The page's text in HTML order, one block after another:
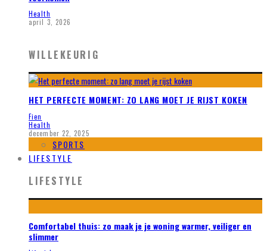
Health
april 3, 2026
WILLEKEURIG
HET PERFECTE MOMENT: ZO LANG MOET JE RIJST KOKEN
Fien
Health
december 22, 2025
SPORTS
LIFESTYLE
LIFESTYLE
Comfortabel thuis: zo maak je je woning warmer, veiliger en
slimmer